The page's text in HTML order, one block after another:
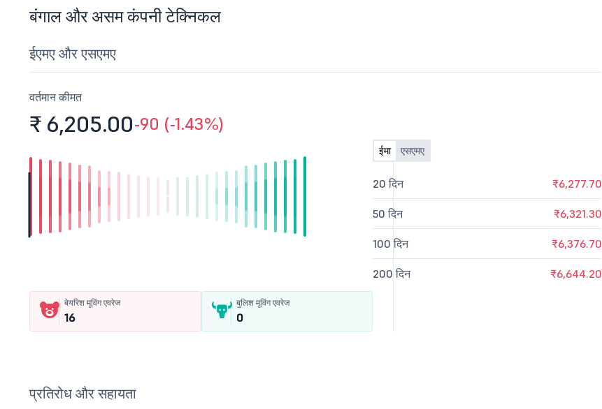
बंगाल और असम कंपनी टेक्निकल
ईएमए और एसएमए
वर्तमान कीमत
₹ 6,205.00-90 (-1.43%)
बेयरिश मूविंग एवरेज
16
बुलिश मूविंग एवरेज
0
ईमा एसएमए
20 दिन ₹6,277.70
50 दिन ₹6,321.30
100 दिन ₹6,376.70
200 दिन ₹6,644.20
प्रतिरोध और सहायता